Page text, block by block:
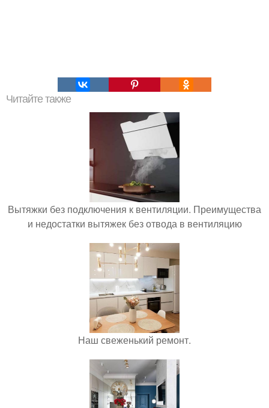
Читайте также
Вытяжки без подключения к вентиляции. Преимущества
и недостатки вытяжек без отвода в вентиляцию
Наш свеженький ремонт.